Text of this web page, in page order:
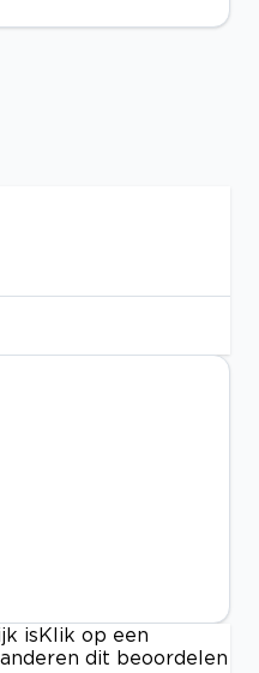
is Klik op een
dit beoordelen